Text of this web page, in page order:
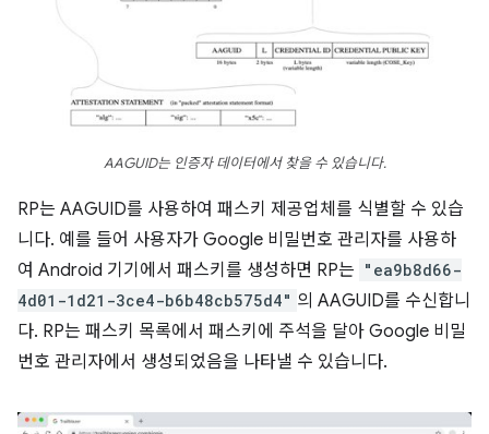
AAGUID는 인증자 데이터에서 찾을 수 있습니다.
RP는 AAGUID를 사용하여 패스키 제공업체를 식별할 수 있습
니다. 예를 들어 사용자가 Google 비밀번호 관리자를 사용하
여 Android 기기에서 패스키를 생성하면 RP는 "ea9b8d66-
4d01-1d21-3ce4-b6b48cb575d4" 의 AAGUID를 수신합니
다. RP는 패스키 목록에서 패스키에 주석을 달아 Google 비밀
번호 관리자에서 생성되었음을 나타낼 수 있습니다.